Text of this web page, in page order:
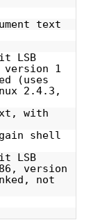
text
LSB
1
(uses
2.4.3,
with
shell
LSB
version
not